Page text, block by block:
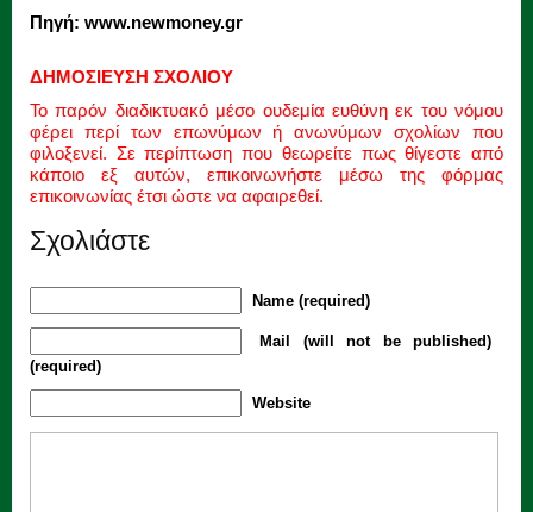
Πηγή: www.newmoney.gr
ΔΗΜΟΣΙΕΥΣΗ ΣΧΟΛΙΟΥ
Το παρόν διαδικτυακό μέσο ουδεμία ευθύνη εκ του νόμου
φέρει περί των επωνύμων ή ανωνύμων σχολίων που
φιλοξενεί. Σε περίπτωση που θεωρείτε πως θίγεστε από
κάποιο εξ αυτών, επικοινωνήστε μέσω της φόρμας
επικοινωνίας έτσι ώστε να αφαιρεθεί.
Σχολιάστε
Name (required)
Mail (will not be published)
(required)
Website